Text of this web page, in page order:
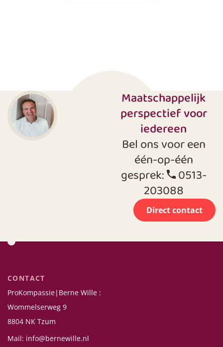
Maatschappelijk
perspectief voor
iedereen
Bel ons voor een
één-op-één
gesprek: 0513-
203088
Direct contact
CONTACT
ProKompassie|Berne Wille :
Wommelserweg 9
8804 NK Tzum
Mail: info@bernewille.nl